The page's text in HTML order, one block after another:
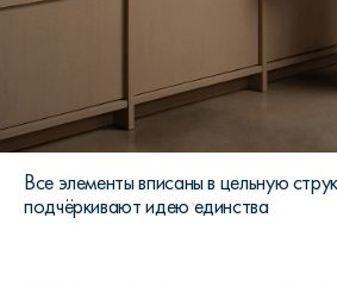
Все элементы вписаны в цельную
подчёркивают идею единства